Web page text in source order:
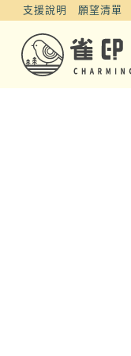
支援說明 願望清單